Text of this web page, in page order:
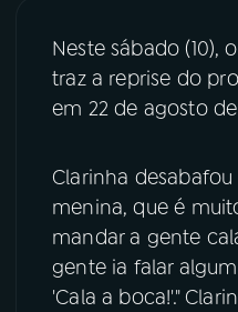
04 PROGRAMAS
06 VIDEOCASTS
07ÚLTIMAS
Neste sábado (10),
traz a reprise do
em 22 de agosto de
Clarinha
menina, que é
mandar a gente
gente ia falar
'Cala a boca!'."